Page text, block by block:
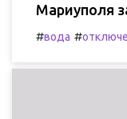
Мариуполя
#вода #